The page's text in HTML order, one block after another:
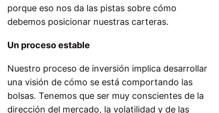
porque eso nos da las pistas sobre cómo
debemos posicionar nuestras carteras.
Un proceso estable
Nuestro proceso de inversión implica desarrollar
una visión de cómo se está comportando las
bolsas. Tenemos que ser muy conscientes de la
dirección del mercado, la volatilidad y de las